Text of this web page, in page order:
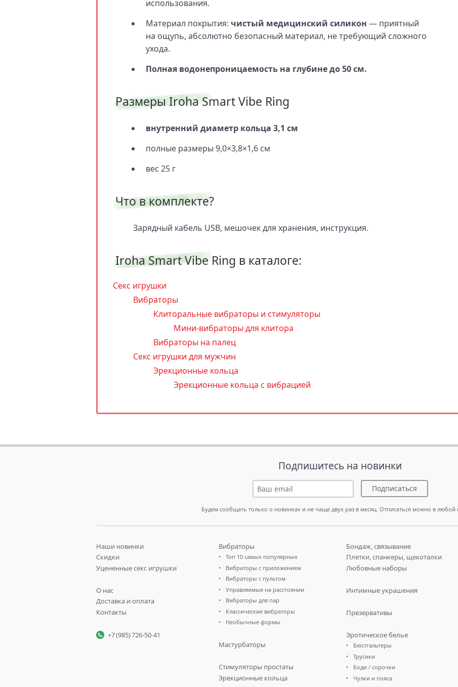
использования.
Материал покрытия: чистый медицинский силикон — приятный
на ощупь, абсолютно безопасный материал, не требующий сложного
ухода.
Полная водонепроницаемость на глубине до 50 см.
Размеры Iroha Smart Vibe Ring
внутренний диаметр кольца 3,1 см
полные размеры 9,0×3,8×1,6 см
вес 25 г
Что в комплекте?
Зарядный кабель USB, мешочек для хранения, инструкция.
Iroha Smart Vibe Ring в каталоге:
Секс игрушки
Вибраторы
Клиторальные вибраторы и стимуляторы
Мини-вибраторы для клитора
Вибраторы на палец
Секс игрушки для мужчин
Эрекционные кольца
Эрекционные кольца с вибрацией
Подпишитесь на новинки
Подписаться
Будем сообщать только о новинках и не чаще двух раз в месяц. Отписаться можно в любой
Наши новинки
Скидки
Уцененные секс игрушки
О нас
Доставка и оплата
Контакты
+7 (985) 726-50-41
Вибраторы
Топ 10 самых популярных
Вибраторы с приложением
Вибраторы с пультом
Управляемые на расстоянии
Вибраторы для пар
Классические вибраторы
Необычные формы
Мастурбаторы
Стимуляторы простаты
Эрекционные кольца
Бондаж, связывание
Плетки, спанкеры, щекоталки
Любовные наборы
Интимные украшения
Презервативы
Эротическое белье
Бюстгальтеры
Трусики
Боди / сорочки
Чулки и пояса